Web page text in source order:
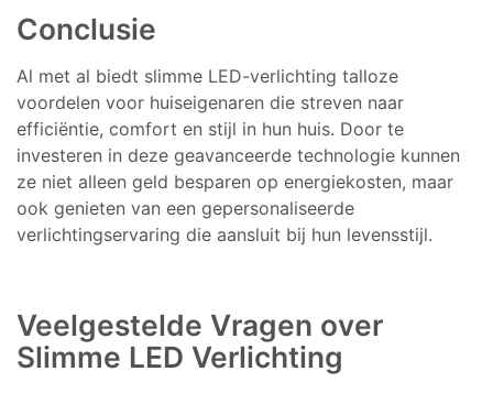
Conclusie
Al met al biedt slimme LED-verlichting talloze
voordelen voor huiseigenaren die streven naar
efficiëntie, comfort en stijl in hun huis. Door te
investeren in deze geavanceerde technologie kunnen
ze niet alleen geld besparen op energiekosten, maar
ook genieten van een gepersonaliseerde
verlichtingservaring die aansluit bij hun levensstijl.
Veelgestelde Vragen over
Slimme LED Verlichting